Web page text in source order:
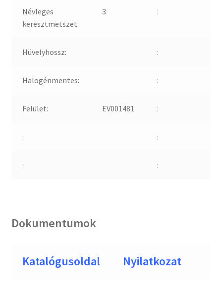
Névleges
keresztmetszet:
3 :
Hüvelyhossz: :
Halogénmentes: :
Felület: EV001481 :
: :
: :
Dokumentumok
Katalógusoldal Nyilatkozat